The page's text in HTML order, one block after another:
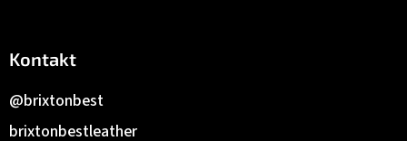
Kontakt
brixtonbestleather
@brixtonbest